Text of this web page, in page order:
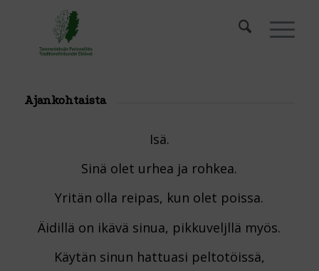
Ajankohtaista
Isä.
Sinä olet urhea ja rohkea.
Yritän olla reipas, kun olet poissa.
Äidillä on ikävä sinua, pikkuveljllä myös.
Käytän sinun hattuasi peltotöissä,